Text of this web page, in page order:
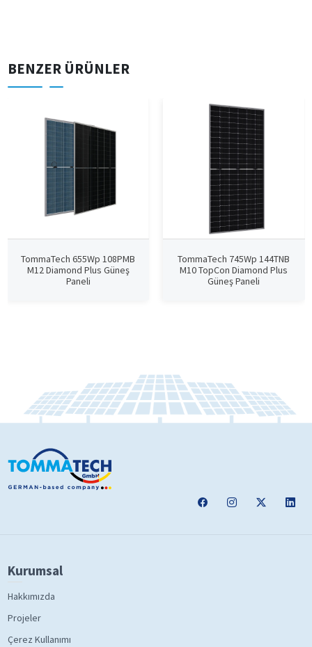
BENZER ÜRÜNLER
TommaTech 655Wp 108PMB
M12 Diamond Plus Güneş
Paneli
TommaTech 745Wp 144TNB
M10 TopCon Diamond Plus
Güneş Paneli
Kurumsal
Hakkımızda
Projeler
Çerez Kullanımı